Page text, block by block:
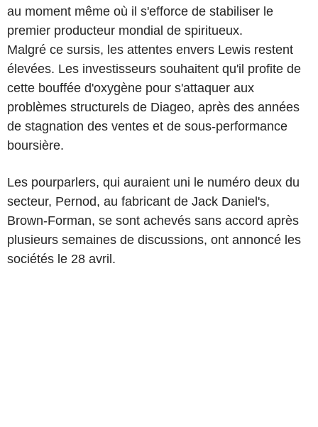
au moment même où il s'efforce de stabiliser le
premier producteur mondial de spiritueux.
Malgré ce sursis, les attentes envers Lewis restent
élevées. Les investisseurs souhaitent qu'il profite de
cette bouffée d'oxygène pour s'attaquer aux
problèmes structurels de Diageo, après des années
de stagnation des ventes et de sous-performance
boursière.
Les pourparlers, qui auraient uni le numéro deux du
secteur, Pernod, au fabricant de Jack Daniel's,
Brown-Forman, se sont achevés sans accord après
plusieurs semaines de discussions, ont annoncé les
sociétés le 28 avril.